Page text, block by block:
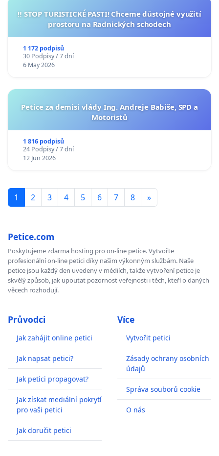
‼️ STOP TURISTICKÉ PASTI! Chceme důstojné využití
prostoru na Radnických schodech
1 172 podpisů
30 Podpisy / 7 dní
6 May 2026
Petice za demisi vlády Ing. Andreje Babiše, SPD a
Motoristů
1 816 podpisů
24 Podpisy / 7 dní
12 Jun 2026
1 2 3 4 5 6 7 8 »
Petice.com
Poskytujeme zdarma hosting pro on-line petice. Vytvořte
profesionální on-line petici díky našim výkonným službám. Naše
petice jsou každý den uvedeny v médiích, takže vytvoření petice je
skvělý způsob, jak upoutat pozornost veřejnosti i těch, kteří o daných
věcech rozhodují.
Průvodci
Jak zahájit online petici
Jak napsat petici?
Jak petici propagovat?
Jak získat mediální pokrytí
pro vaši petici
Jak doručit petici
Více
Vytvořit petici
Zásady ochrany osobních
údajů
Správa souborů cookie
O nás